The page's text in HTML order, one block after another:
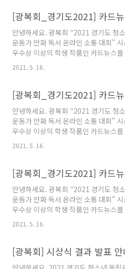
참가했던 내용으로 출품한 학생에게 모
과 저작권의 책임이 있습니다. 좋은 만화
이 참여한 "독립운동가 100인 만화" 독
금 독립운동가 정신 함양에 도움이 되
합니다. 다시한번 이번 대회에 관심과
학생 모두에게 감사의 마음을 전합니다.
안녕하세요. 광복회 "2021 경기도 청
운동가 만화 독서 온라인 소통 대회" 시
우수상 이상의 학생 작품인 카드뉴스
(중등부)_김예람 학생작품 ::: "독립운동
참가했던 내용으로 출품한 학생에게 모
과 저작권의 책임이 있습니다. 좋은 만화
이 참여한 "독립운동가 100인 만화" 독
금 독립운동가 정신 함양에 도움이 되
합니다. 다시한번 이번 대회에 관심과
학생 모두에게 감사의 마음을 전합니다.
2021. 5. 16.
안녕하세요. 광복회 "2021 경기도 청
운동가 만화 독서 온라인 소통 대회" 시
우수상 이상의 학생 작품인 카드뉴스
(초등부)_송예은 학생작품 ::: "독립운동
참가했던 내용으로 출품한 학생에게 모
과 저작권의 책임이 있습니다. 좋은 만화
이 참여한 "독립운동가 100인 만화" 독
금 독립운동가 정신 함양에 도움이 되
합니다. 다시한번 이번 대회에 관심과
학생 모두에게 감사의 마음을 전합니다.
2021. 5. 16.
안녕하세요. 광복회 "2021 경기도 청
운동가 만화 독서 온라인 소통 대회" 시
우수상 이상의 학생 작품인 카드뉴스
다. ::: [광복회_경기도2021] 카드뉴스_
(초등부)_송종욱 학생작품 ::: "독립운동
참가했던 내용으로 출품한 학생에게
2021. 5. 16.